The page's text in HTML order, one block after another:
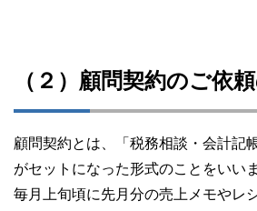
（２）顧問契約のご依
顧問契約とは、「税務相談・会計記
がセットになった形式のことをいい
毎月上旬頃に先月分の売上メモやレ